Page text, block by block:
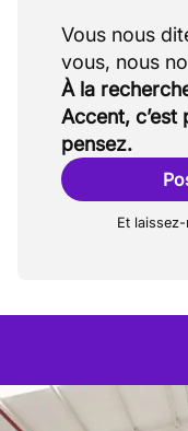
Vous nous
À la
Accent, c’est
pensez.
Et